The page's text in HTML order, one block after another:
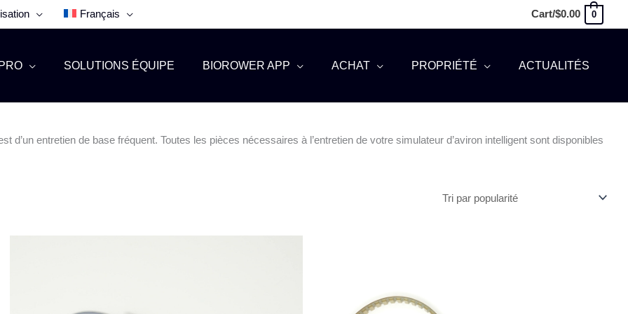
Français Cart/$0.00 0
PRO SOLUTIONS ÉQUIPE BIOROWER APP ACHAT PROPRIÉTÉ ACTUALITÉS
d’un entretien de base fréquent. Toutes les pièces nécessaires à l’entretien de votre simulateur d’aviron intelligent sont disponibles